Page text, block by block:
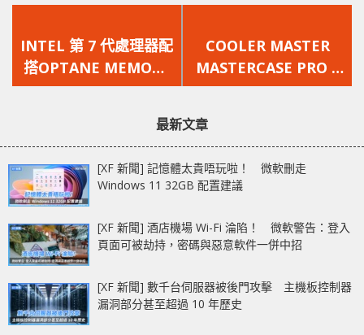
一
篇
文
INTEL 第 7 代處理器配
搭OPTANE MEMORY
打造最佳遊戲體驗
一
篇
文
COOLER MASTER
MASTERCASE PRO 6
開箱測試 / 簡潔典雅 開
最新文章
[XF 新聞] 記憶體太貴唔玩啦！ 微軟刪走
Windows 11 32GB 配置建議
[XF 新聞] 酒店機場 Wi-Fi 淪陷！ 微軟警告：登入
頁面可被劫持，密碼與惡意軟件一併中招
[XF 新聞] 數千台伺服器被後門攻擊 主機板控制器
漏洞部分甚至超過 10 年歷史